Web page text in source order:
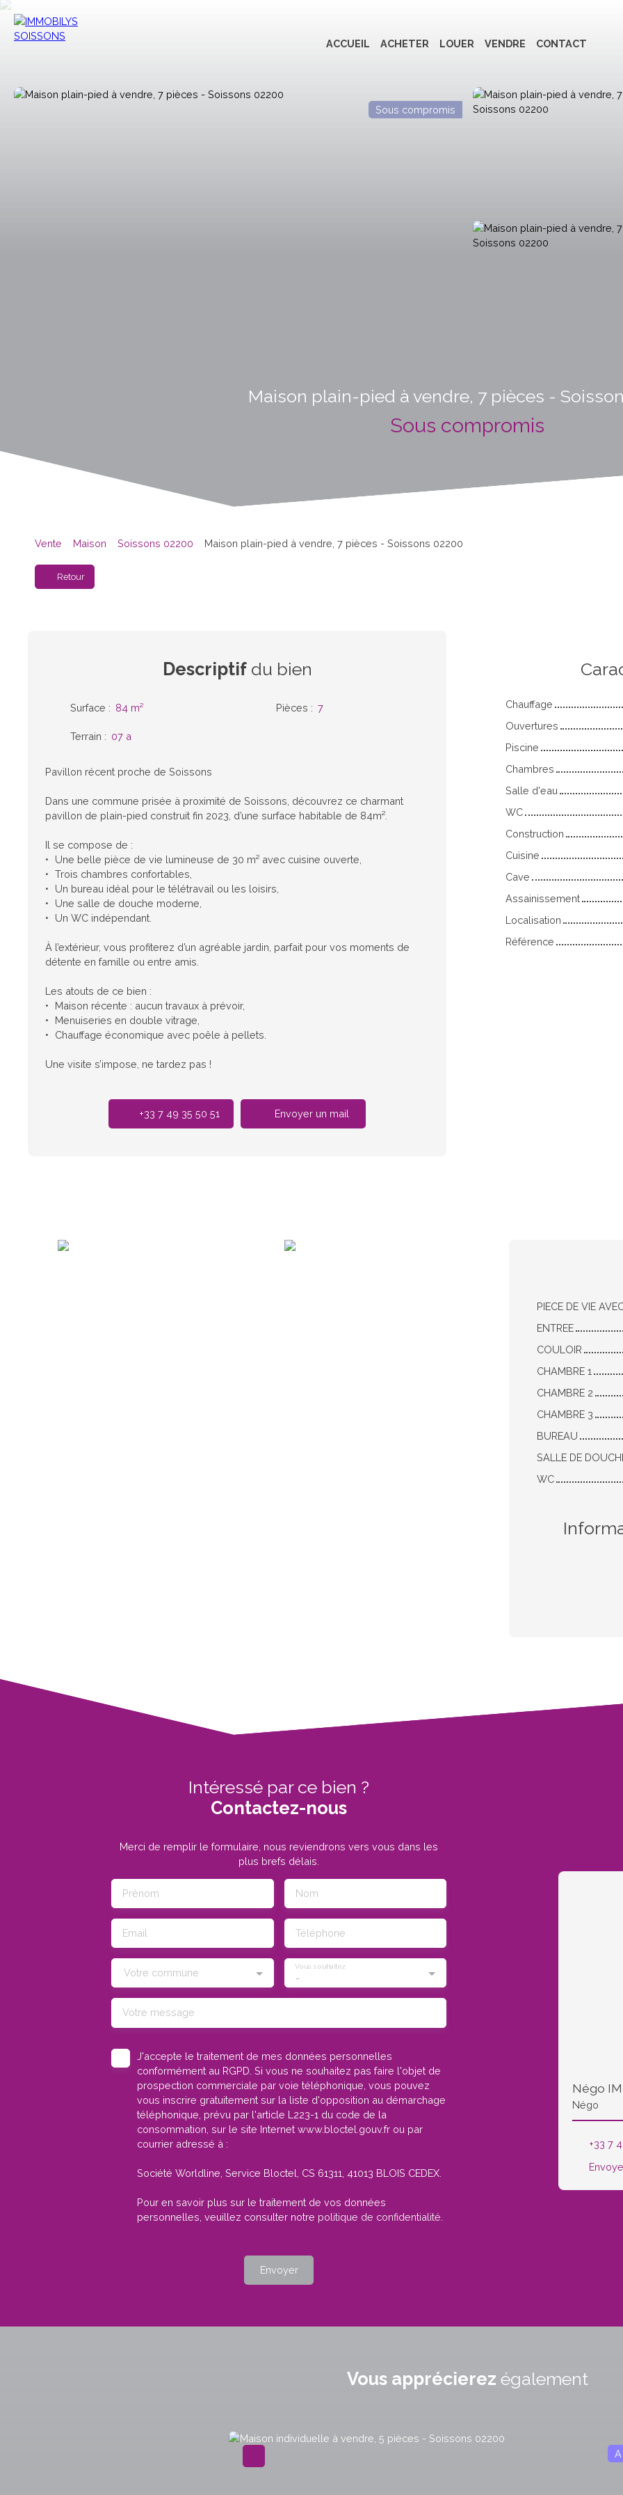
ACCUEIL ACHETER LOUER VENDRE CONTACT
Sous compromis
Maison plain-pied à vendre, 7 pièces -
Sous compromis
Vente Maison Soissons 02200 Maison plain-pied à vendre, 7 pièces - Soissons 02200
Retour
Descriptifdu bien
Surface : 84 m² Pièces : 7
Terrain : 07 a
Pavillon récent proche de Soissons
Dans une commune prisée à proximité de Soissons, découvrez ce charmant
pavillon de plain-pied construit fin 2023, d’une surface habitable de 84m².
Il se compose de :
Une belle pièce de vie lumineuse de 30 m² avec cuisine ouverte,
Trois chambres confortables,
Un bureau idéal pour le télétravail ou les loisirs,
Une salle de douche moderne,
Un WC indépendant.
À l’extérieur, vous profiterez d’un agréable jardin, parfait pour vos moments de
détente en famille ou entre amis.
Les atouts de ce bien :
Maison récente : aucun travaux à prévoir,
Menuiseries en double vitrage,
Chauffage économique avec poêle à pellets.
Une visite s’impose, ne tardez pas !
+33 7 49 35 50 51 Envoyer un mail
Chauffage
Ouvertures
Piscine
Chambres
Salle d'eau
WC
Construction
Cuisine
Cave
Assainissement
Localisation
Référence
PIECE DE VIE
ENTREE
COULOIR
CHAMBRE 1
CHAMBRE 2
CHAMBRE 3
BUREAU
SALLE DE
WC
Intéressé par ce bien ?
Contactez-nous
Merci de remplir le formulaire, nous reviendrons vers vous dans les
plus brefs délais.
Prénom Nom
Email Téléphone
Votre commune -
Vous souhaitez
Votre message
J'accepte le traitement de mes données personnelles
conformément au RGPD. Si vous ne souhaitez pas faire l'objet de
prospection commerciale par voie téléphonique, vous pouvez
vous inscrire gratuitement sur la liste d'opposition au démarchage
téléphonique, prévu par l'article L223-1 du code de la
consommation, sur le site Internet www.bloctel.gouv.fr ou par
courrier adressé à :
Société Worldline, Service Bloctel, CS 61311, 41013 BLOIS CEDEX.
Pour en savoir plus sur le traitement de vos données
personnelles, veuillez consulter notre politique de confidentialité
Envoyer
Négo
+33 7
Vous apprécierez également